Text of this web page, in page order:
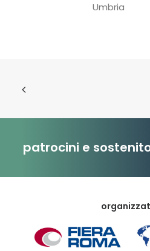
Umbria
patrocini e